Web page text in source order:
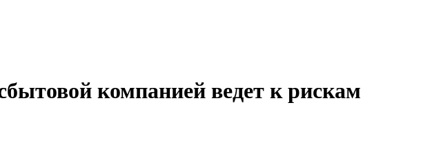
компанией ведет к рискам